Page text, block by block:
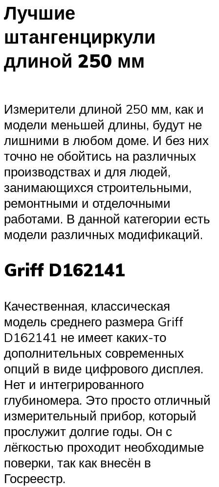
Лучшие
штангенциркули
длиной 250 мм
Измерители длиной 250 мм, как и
модели меньшей длины, будут не
лишними в любом доме. И без них
точно не обойтись на различных
производствах и для людей,
занимающихся строительными,
ремонтными и отделочными
работами. В данной категории есть
модели различных модификаций.
Griff D162141
Качественная, классическая
модель среднего размера Griff
D162141 не имеет каких-то
дополнительных современных
опций в виде цифрового дисплея.
Нет и интегрированного
глубиномера. Это просто отличный
измерительный прибор, который
прослужит долгие годы. Он с
лёгкостью проходит необходимые
поверки, так как внесён в
Госреестр.